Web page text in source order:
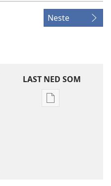
Neste
LAST NED SOM